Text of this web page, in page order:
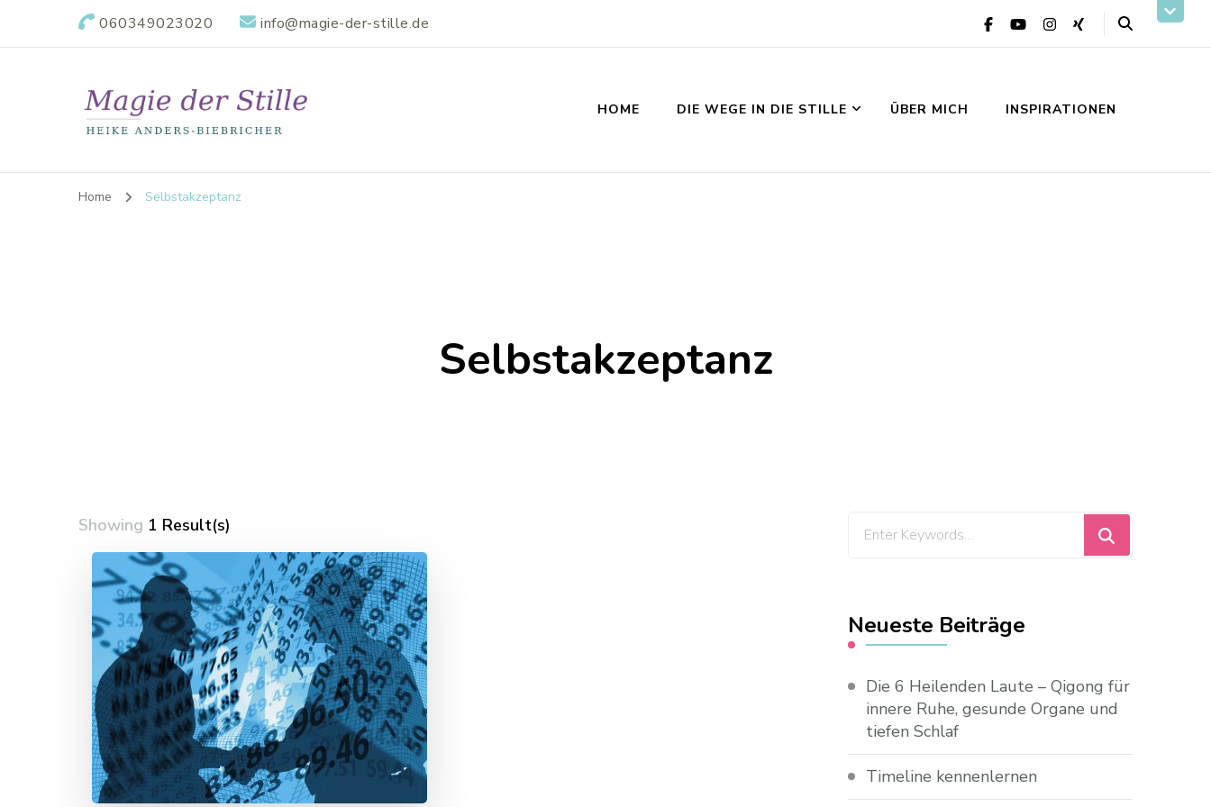
060349023020 info@magie-der-stille.de
HOME DIE WEGE IN DIE STILLE ÜBER MICH INSPIRATIONEN
Home Selbstakzeptanz
Selbstakzeptanz
Showing 1 Result(s)
Looking
Neueste Beiträge
Die 6 Heilenden Laute – Qigong für
innere Ruhe, gesunde Organe und
tiefen Schlaf
Timeline kennenlernen